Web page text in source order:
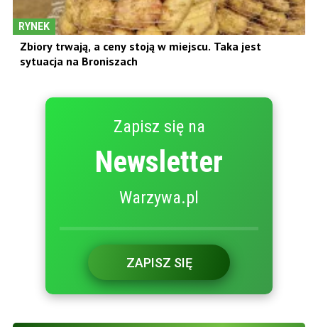
RYNEK
Zbiory trwają, a ceny stoją w miejscu. Taka jest
sytuacja na Broniszach
Zapisz się na
Newsletter
Warzywa.pl
ZAPISZ SIĘ